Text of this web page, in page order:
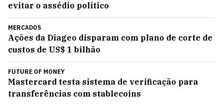
evitar o assédio político
MERCADOS
Ações da Diageo disparam com plano de corte de
custos de US$ 1 bilhão
FUTURE OF MONEY
Mastercard testa sistema de verificação para
transferências com stablecoins